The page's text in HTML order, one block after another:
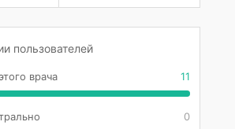
пользователей
врача 11
0